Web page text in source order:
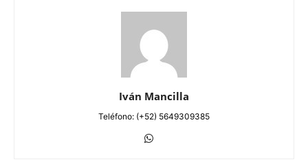
Iván Mancilla
Teléfono: (+52) 5649309385